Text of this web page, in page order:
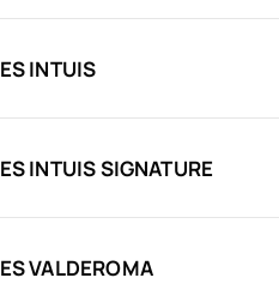
INTUIS
INTUIS SIGNATURE
VALDEROMA